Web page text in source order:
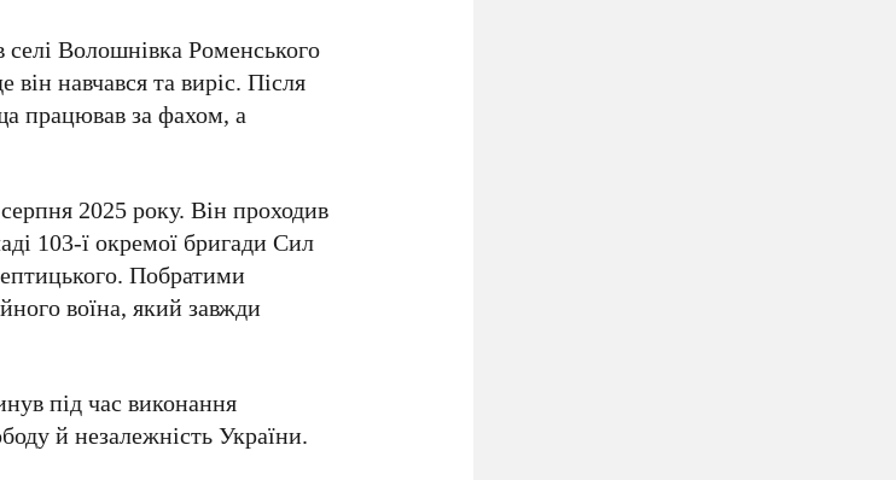
селі Волошнівка Роменського
навчався та виріс. Після
працював за фахом, а
2025 року. Він проходив
103-ї окремої бригади Сил
Побратими
воїна, який завжди
під час виконання
й незалежність України.